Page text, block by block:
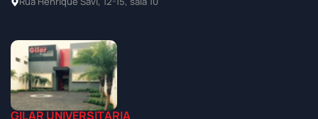
GILAR UNIVERSITÁRIA